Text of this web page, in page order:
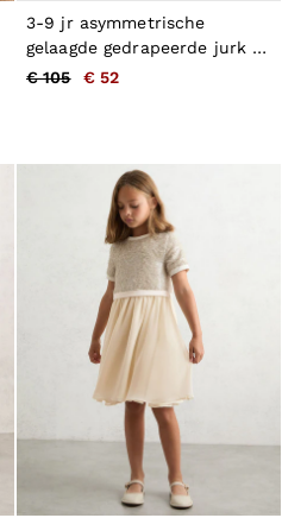
3-9 jr asymmetrische
gelaagde gedrapeerde jurk in
roze
€ 105 € 52